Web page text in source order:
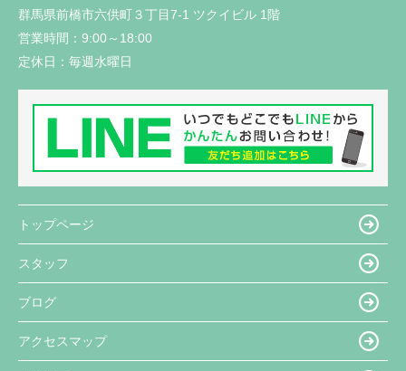
群馬県前橋市六供町３丁目7-1 ツクイビル 1階
営業時間： 9:00～18:00
定休日： 毎週水曜日
トップページ
スタッフ
ブログ
アクセスマップ